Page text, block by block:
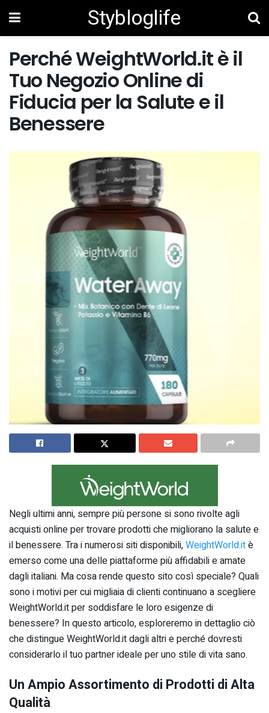
Stybloglife
Perché WeightWorld.it è il
Tuo Negozio Online di
Fiducia per la Salute e il
Benessere
Negli ultimi anni, sempre più persone si sono rivolte agli
acquisti online per trovare prodotti che migliorano la salute e
il benessere. Tra i numerosi siti disponibili,WeightWorld.itè
emerso come una delle piattaforme più affidabili e amate
dagli italiani. Ma cosa rende questo sito così speciale? Quali
sono i motivi per cui migliaia di clienti continuano a scegliere
WeightWorld.it per soddisfare le loro esigenze di
benessere? In questo articolo, esploreremo in dettaglio ciò
che distingue WeightWorld.it dagli altri e perché dovresti
considerarlo il tuo partner ideale per uno stile di vita sano.
Un Ampio Assortimento di Prodotti di Alta
Qualità